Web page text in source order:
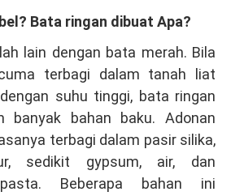
Bata ringan dibuat Apa?
lain dengan bata merah. Bila
terbagi dalam tanah liat
suhu tinggi, bata ringan
banyak bahan baku. Adonan
terbagi dalam pasir silika,
sedikit gypsum, air, dan
Beberapa bahan ini